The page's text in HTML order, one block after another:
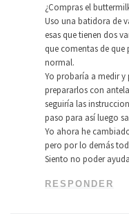
¿Compras el
Uso una batidora de
esas que tienen dos
que comentas de
normal.
Yo probaría a medir y
prepararlos con
seguiría las
paso para así luego
Yo ahora he
pero por lo demás
Siento no poder
RESPONDER